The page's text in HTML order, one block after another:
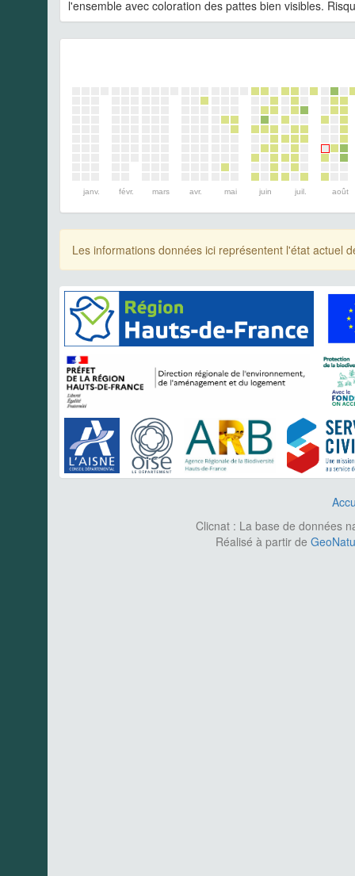
l'ensemble avec coloration des pattes bien visibles.
janv. févr. mars avr. mai juin juil. août
Les informations données ici représentent l'état actuel
Clicnat : La base de données
Réalisé à partir de